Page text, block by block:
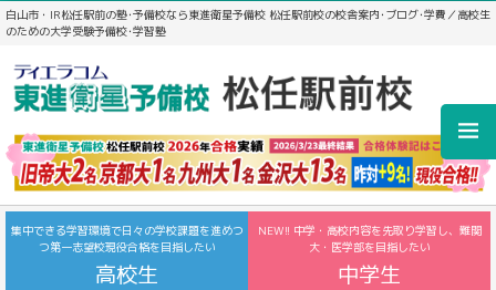
白山市・IR松任駅前の塾･予備校なら東進衛星予備校 松任駅前校の校舎案内･ブログ･学費／高校生
のための大学受験予備校･学習塾
集中できる学習環境で日々の学校課題を進めつ
つ第一志望校現役合格を目指したい
高校生
NEW!! 中学・高校内容を先取り学習し、難関
大・医学部を目指したい
中学生